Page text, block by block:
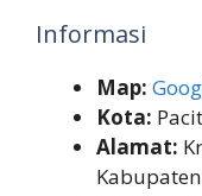
Informasi
Map:
Kota:
Alamat: